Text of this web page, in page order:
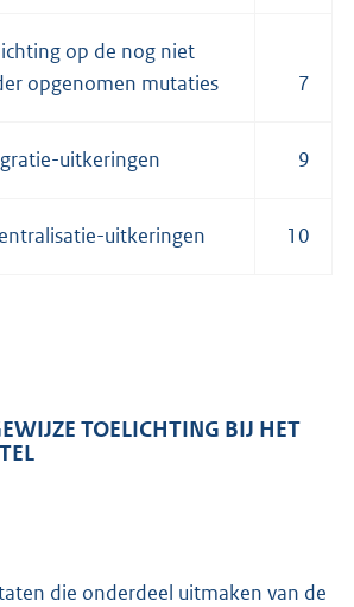
op de nog niet
opgenomen mutaties
7
uitkeringen 9
uitkeringen 10
TOELICHTING BIJ HET
die onderdeel uitmaken van de